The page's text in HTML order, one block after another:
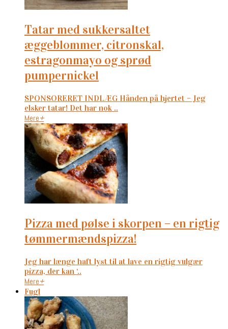
tatar med sukkersaltet
æggeblommer, citronskal,
estragonmayo og sprød
pumpernickel
SPONSORERET INDLÆG Hånden på hjertet – Jeg
elsker tatar! Det har nok ..
Mere+
pizza med pølse i skorpen – en rigtig
tømmermændspizza!
Jeg har længe haft lyst til at lave en rigtig vulgær
pizza, der kan ‘..
Mere+
Fugl